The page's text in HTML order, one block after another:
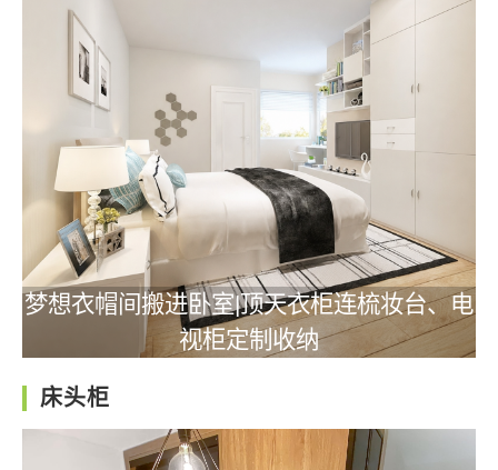
梦想衣帽间搬进卧室|顶天衣柜连梳妆台、电
视柜定制收纳
床头柜